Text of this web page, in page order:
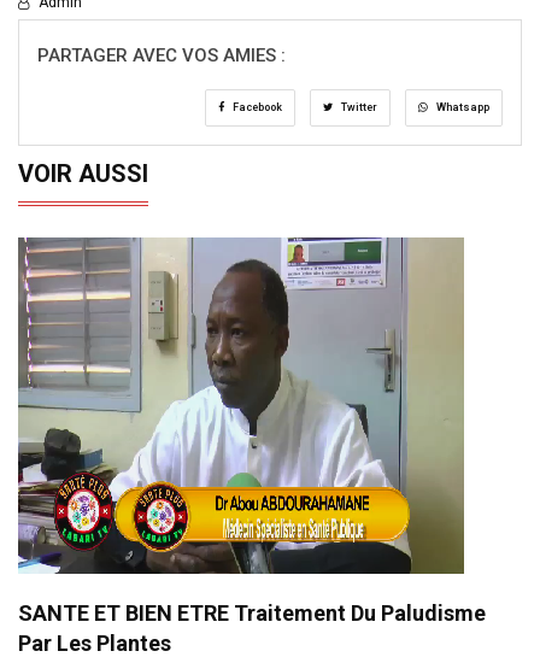
PARTAGER AVEC VOS AMIES :
Facebook Twitter Whatsapp
VOIR AUSSI
SANTE ET BIEN ETRE Traitement Du Paludisme
Par Les Plantes